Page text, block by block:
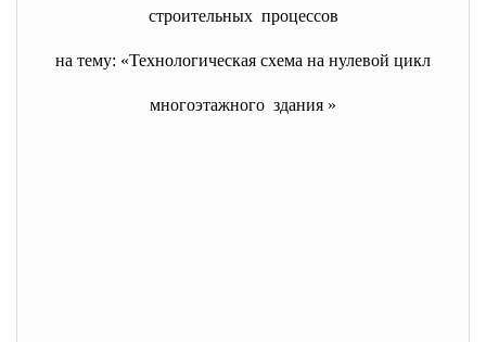
строительных процессов
на тему: «Технологическая схема на нулевой цикл
многоэтажного здания »